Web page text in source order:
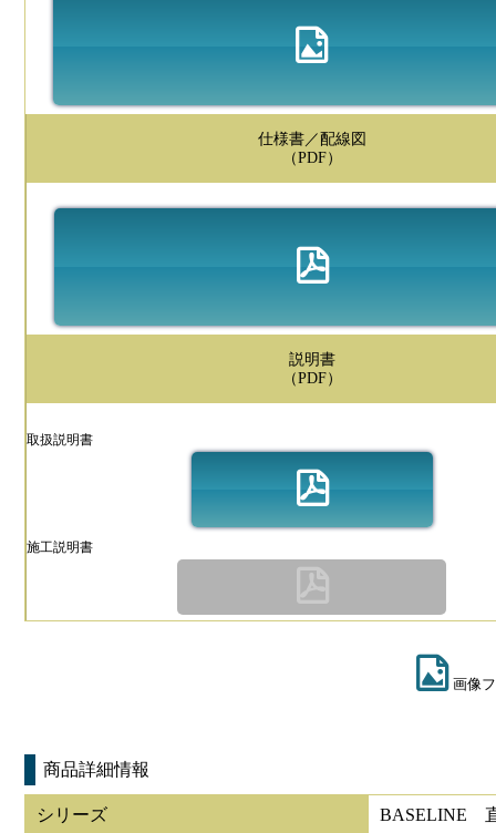
仕様書／配線図
（PDF）
説明書
（PDF）
取扱説明書
施工説明書
画像
商品詳細情報
シリーズ BASELINE